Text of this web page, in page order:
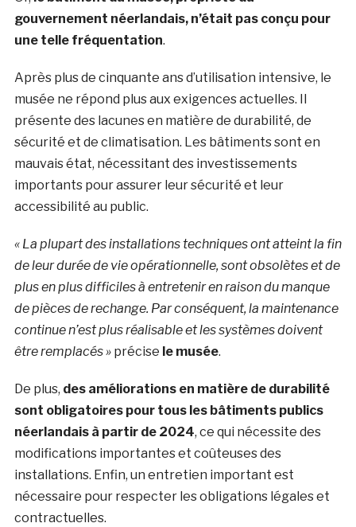
gouvernement néerlandais, n’était pas conçu pour
une telle fréquentation.
Après plus de cinquante ans d’utilisation intensive, le
musée ne répond plus aux exigences actuelles. Il
présente des lacunes en matière de durabilité, de
sécurité et de climatisation. Les bâtiments sont en
mauvais état, nécessitant des investissements
importants pour assurer leur sécurité et leur
accessibilité au public.
« La plupart des installations techniques ont atteint la fin
de leur durée de vie opérationnelle, sont obsolètes et de
plus en plus difficiles à entretenir en raison du manque
de pièces de rechange. Par conséquent, la maintenance
continue n’est plusréalisable et les systèmes doivent
être remplacés »précise le musée.
De plus, des améliorations en matière de durabilité
sont obligatoires pour tous les bâtiments publics
néerlandais à partir de 2024, ce qui nécessite des
modifications importantes et coûteuses des
installations. Enfin, un entretien important est
nécessaire pour respecter les obligations légales et
contractuelles.